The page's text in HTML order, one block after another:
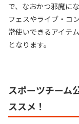
で、なおかつ邪魔に
フェスやライブ・コ
常使いできるアイテ
となります。
スポーツチーム
ススメ！